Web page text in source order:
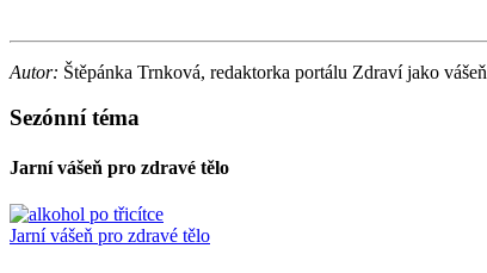
Autor: Štěpánka Trnková, redaktorka portálu Zdraví jako vášeň
Sezónní téma
Jarní vášeň pro zdravé tělo
Jarní vášeň pro zdravé tělo